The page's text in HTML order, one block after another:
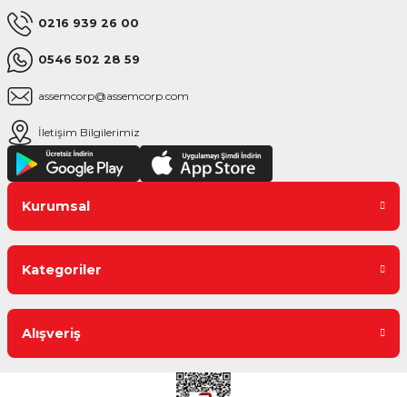
0216 939 26 00
0546 502 28 59
assemcorp@assemcorp.com
İletişim Bilgilerimiz
Kurumsal
Kategoriler
Alışveriş